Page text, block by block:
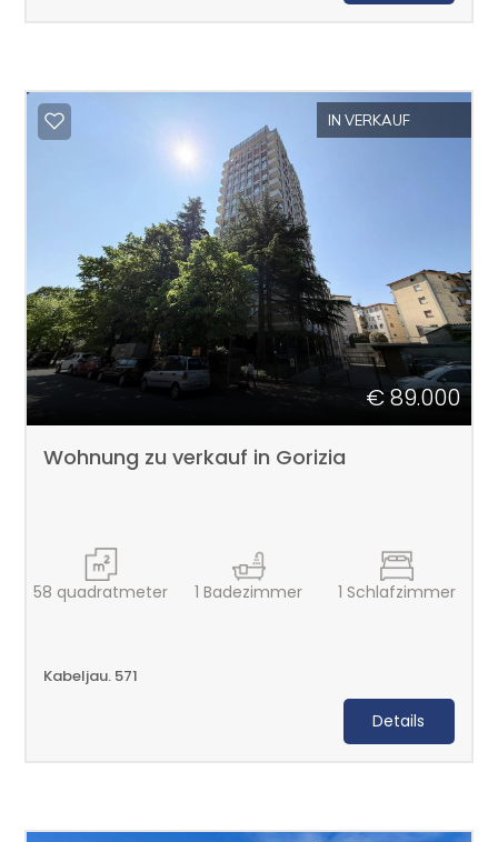
IN VERKAUF
€ 89.000
Wohnung zu verkauf in Gorizia
58 quadratmeter 1 Badezimmer 1 Schlafzimmer
Kabeljau. 571
Details